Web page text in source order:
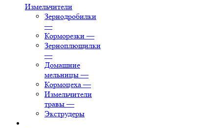
Измельчители
Зернодробилки
—
Корморезки —
Зерноплющилки
—
Домашние
мельницы —
Кормоцеха —
Измельчители
травы —
Экструдеры